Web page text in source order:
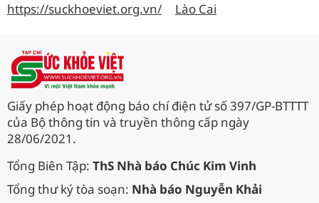
https://suckhoeviet.org.vn/
Lào Cai
Giấy phép hoạt động báo chí điện tử số 397/GP-BTTTT
của Bộ thông tin và truyền thông cấp ngày
28/06/2021.
Tổng Biên Tập: ThS Nhà báo Chúc Kim Vinh
Tổng thư ký tòa soạn: Nhà báo Nguyễn Khải